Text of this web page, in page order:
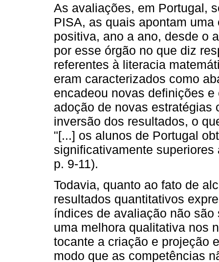
As avaliações, em Portugal,
PISA, as quais apontam
positiva, ano a ano, desde o
por esse órgão no que diz
referentes à literacia
eram caracterizados como
encadeou novas definições
adoção de novas estratégias
inversão dos resultados, o
"[...] os alunos de Portugal
significativamente
p. 9-11).
Todavia, quanto ao fato de
resultados quantitativos
índices de avaliação não
uma melhora qualitativa nos
tocante a criação e projeção
modo que as competências